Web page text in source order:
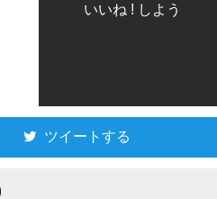
いいね ! しよう
ツイートする